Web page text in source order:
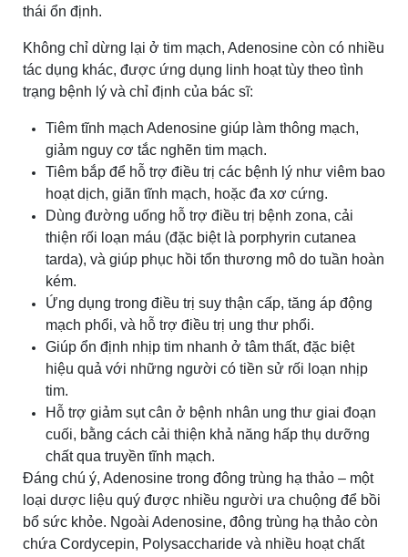
thái ổn định.
Không chỉ dừng lại ở tim mạch, Adenosine còn có nhiều
tác dụng khác, được ứng dụng linh hoạt tùy theo tình
trạng bệnh lý và chỉ định của bác sĩ:
Tiêm tĩnh mạch Adenosine giúp làm thông mạch,
giảm nguy cơ tắc nghẽn tim mạch.
Tiêm bắp để hỗ trợ điều trị các bệnh lý như viêm bao
hoạt dịch, giãn tĩnh mạch, hoặc đa xơ cứng.
Dùng đường uống hỗ trợ điều trị bệnh zona, cải
thiện rối loạn máu (đặc biệt là porphyrin cutanea
tarda), và giúp phục hồi tổn thương mô do tuần hoàn
kém.
Ứng dụng trong điều trị suy thận cấp, tăng áp động
mạch phổi, và hỗ trợ điều trị ung thư phổi.
Giúp ổn định nhịp tim nhanh ở tâm thất, đặc biệt
hiệu quả với những người có tiền sử rối loạn nhịp
tim.
Hỗ trợ giảm sụt cân ở bệnh nhân ung thư giai đoạn
cuối, bằng cách cải thiện khả năng hấp thụ dưỡng
chất qua truyền tĩnh mạch.
Đáng chú ý, Adenosine trong đông trùng hạ thảo – một
loại dược liệu quý được nhiều người ưa chuộng để bồi
bổ sức khỏe. Ngoài Adenosine, đông trùng hạ thảo còn
chứa Cordycepin, Polysaccharide và nhiều hoạt chất